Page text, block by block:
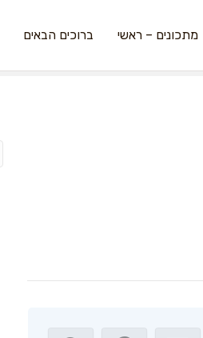
מתכונים – ראשי ברוכים הבאים